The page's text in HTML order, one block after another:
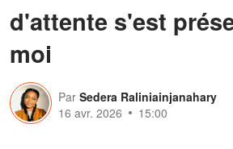
d'attente s'est
moi
Par Sedera Raliniainjanahary
16 avr. 2026
15:00